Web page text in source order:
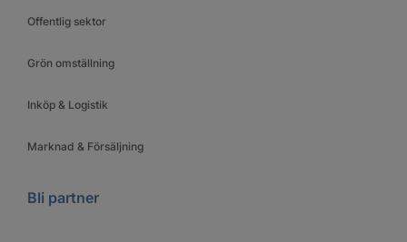
Offentlig sektor
Grön omställning
Inköp & Logistik
Marknad & Försäljning
Bli partner